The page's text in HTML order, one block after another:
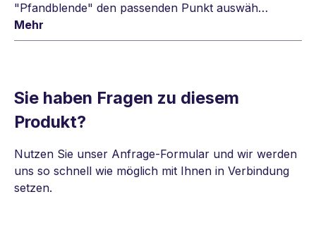
"Pfandblende" den passenden Punkt auswäh…
Mehr
Sie haben Fragen zu diesem
Produkt?
Nutzen Sie unser Anfrage-Formular und wir werden
uns so schnell wie möglich mit Ihnen in Verbindung
setzen.